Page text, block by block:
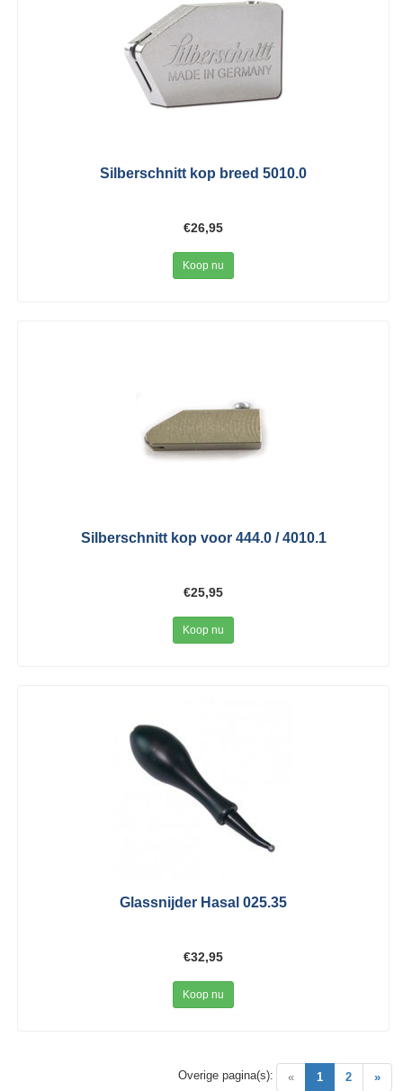
Silberschnitt kop breed 5010.0
€26,95
Koop nu
Silberschnitt kop voor 444.0 / 4010.1
€25,95
Koop nu
Glassnijder Hasal 025.35
€32,95
Koop nu
« 1(current)
2 »
Overige pagina(s):